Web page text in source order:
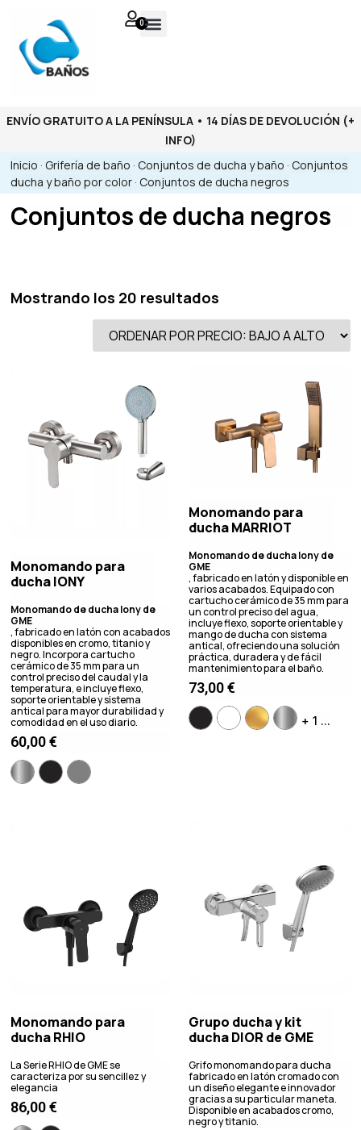
0
ENVÍO GRATUITO A LA PENÍNSULA • 14 DÍAS DE DEVOLUCIÓN (+
INFO)
Inicio ·Grifería de baño · Conjuntos de ducha y baño · Conjuntos
ducha y baño por color · Conjuntos de ducha negros
Conjuntos de ducha negros
Mostrando los 20 resultados
Monomando para
ducha IONY
Monomando de ducha Iony de
GME
, fabricado en latón con acabados
disponibles en cromo, titanio y
negro. Incorpora cartucho
cerámico de 35 mm para un
control preciso del caudal y la
temperatura, e incluye flexo,
soporte orientable y sistema
antical para mayor durabilidad y
comodidad en el uso diario.
60,00€
Monomando para
ducha MARRIOT
Monomando de ducha Iony de
GME
, fabricado en latón y disponible en
varios acabados. Equipado con
cartucho cerámico de 35 mm para
un control preciso del agua,
incluye flexo, soporte orientable y
mango de ducha con sistema
antical, ofreciendo una solución
práctica, duradera y de fácil
mantenimiento para el baño.
73,00€
+ 1 ...
Monomando para
ducha RHIO
La Serie RHIO de GME se
caracteriza por su sencillez y
elegancia
86,00€
Grupo ducha y kit
ducha DIOR de GME
Grifo monomando para ducha
fabricado en latón cromado con
un diseño elegante e innovador
gracias a su particular maneta.
Disponible en acabados cromo,
negro y titanio.